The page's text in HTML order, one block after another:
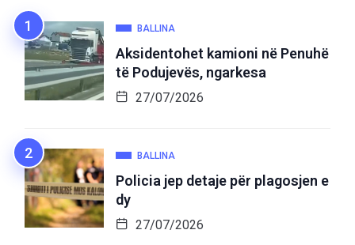
BALLINA
Aksidentohet kamioni në Penuhë
të Podujevës, ngarkesa
27/07/2026
BALLINA
Policia jep detaje për plagosjen e
dy
27/07/2026